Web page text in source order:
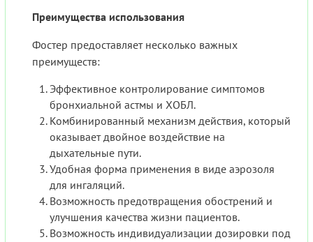
Преимущества использования
Фостер предоставляет несколько важных
преимуществ:
Эффективное контролирование симптомов
бронхиальной астмы и ХОБЛ.
Комбинированный механизм действия, который
оказывает двойное воздействие на
дыхательные пути.
Удобная форма применения в виде аэрозоля
для ингаляций.
Возможность предотвращения обострений и
улучшения качества жизни пациентов.
Возможность индивидуализации дозировки под